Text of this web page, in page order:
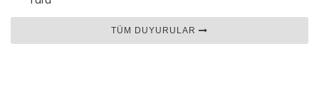
TÜM DUYURULAR